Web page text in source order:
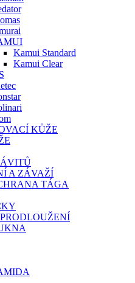
Kamui Standard
Kamui Clear
KŮŽE
A ZÁVAŽÍ
TÁGA